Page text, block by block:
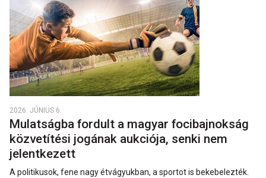
2026. JÚNIUS 6.
Mulatságba fordult a magyar focibajnokság
közvetítési jogának aukciója, senki nem
jelentkezett
A politikusok, fene nagy étvágyukban, a sportot is bekebelezték.